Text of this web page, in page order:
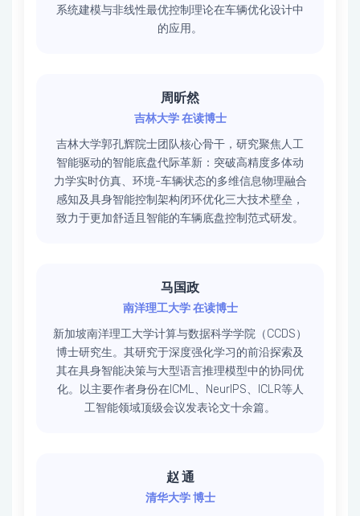
系统建模与非线性最优控制理论在车辆优化设计中
的应用。
周昕然
吉林大学 在读博士
吉林大学郭孔辉院士团队核心骨干，研究聚焦人工
智能驱动的智能底盘代际革新​：突破高精度多体动
力学实时仿真、环境-车辆状态的多维信息物理融合
感知及具身智能控制架构闭环优化三大技术壁垒，
致力于更加舒适且智能的车辆底盘控制范式研发。
马国政
南洋理工大学 在读博士
新加坡南洋理工大学计算与数据科学学院（CCDS）​​
​博士研究生。其研究于深度强化学习​的前沿探索及
其在具身智能决策与大型语言推理模型中的协同优
化。​​以主要作者身份在ICML、NeurIPS、ICLR等人
工智能领域顶级会议发表论文十余篇。
赵 通
清华大学 博士